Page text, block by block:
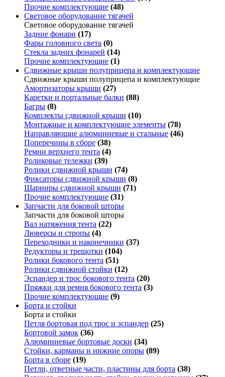
Прочие комплектующие (48)
Световое оборудование тягачей
Световое оборудование тягачей
Задние фонари (17)
Фары головного света (0)
Стекла задних фонарей (14)
Прочие комплектующие (1)
Сдвижные крыши полуприцепа и комплектующие
Сдвижные крыши полуприцепа и комплектующие
Амортизаторы крыши (27)
Каретки и портальные балки (88)
Багры (8)
Комплекты сдвижной крыши (10)
Монтажные и комплектующие элементы (78)
Направляющие алюминиевые и стальные (46)
Поперечины в сборе (38)
Ремни верхнего тента (4)
Роликовые тележки (39)
Ролики сдвижной крыши (74)
Фиксаторы сдвижной крыши (8)
Шарниры сдвижной крыши (71)
Прочие комплектующие (31)
Запчасти для боковой шторы
Запчасти для боковой шторы
Вал натяжения тента (22)
Люверсы и стропы (4)
Переходники и наконечники (37)
Редукторы и трещотки (104)
Ролики бокового тента (51)
Ролики сдвижной стойки (12)
Эспандер и трос бокового тента (20)
Пряжки для ремня бокового тента (3)
Прочие комплектующие (9)
Борта и стойки
Борта и стойки
Петля бортовая под трос и эспандер (25)
Бортовой замок (36)
Алюминиевые бортовые доски (34)
Стойки, карманы и нижние опоры (89)
Борта в сборе (19)
Петли, ответные части, пластины для борта (38)